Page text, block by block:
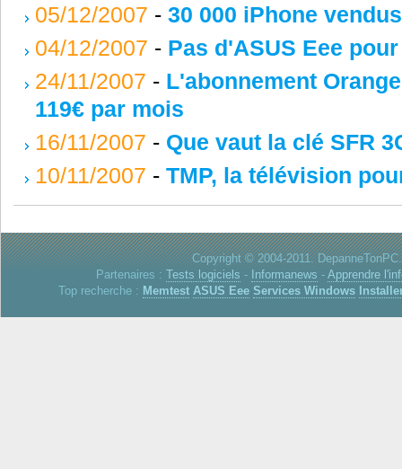
05/12/2007 - 30 000 iPhone vendus
04/12/2007 - Pas d'ASUS Eee
24/11/2007 - L'abonnement
119€ par mois
16/11/2007 - Que vaut la clé SFR
10/11/2007 - TMP, la télévision
Copyright © 2004-2011.
Partenaires : Tests logiciels - Informanews - Apprendre
Top recherche : Memtest ASUS Eee Services Windows